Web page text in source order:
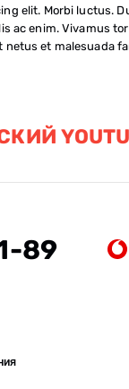
elit. Morbi luctus.
ac enim. Vivamus
et malesuada
89